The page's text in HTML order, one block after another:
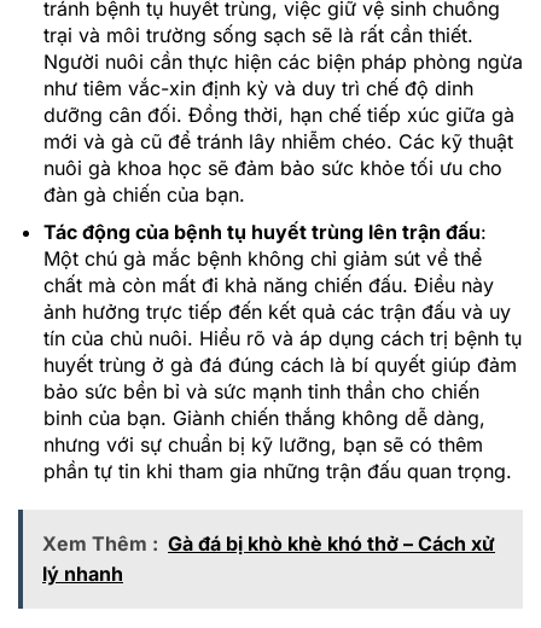
tránh bệnh tụ huyết trùng, việc giữ vệ sinh chuồng
trại và môi trường sống sạch sẽ là rất cần thiết.
Người nuôi cần thực hiện các biện pháp phòng ngừa
như tiêm vắc-xin định kỳ và duy trì chế độ dinh
dưỡng cân đối. Đồng thời, hạn chế tiếp xúc giữa gà
mới và gà cũ để tránh lây nhiễm chéo. Các kỹ thuật
nuôi gà khoa học sẽ đảm bảo sức khỏe tối ưu cho
đàn gà chiến của bạn.
Tác động của bệnh tụ huyết trùng lên trận đấu:
Một chú gà mắc bệnh không chỉ giảm sút về thể
chất mà còn mất đi khả năng chiến đấu. Điều này
ảnh hưởng trực tiếp đến kết quả các trận đấu và uy
tín của chủ nuôi. Hiểu rõ và áp dụng cách trị bệnh tụ
huyết trùng ở gà đá đúng cách là bí quyết giúp đảm
bảo sức bền bỉ và sức mạnh tinh thần cho chiến
binh của bạn. Giành chiến thắng không dễ dàng,
nhưng với sự chuẩn bị kỹ lưỡng, bạn sẽ có thêm
phần tự tin khi tham gia những trận đấu quan trọng.
Xem Thêm : Gà đá bị khò khè khó thở – Cách xử
lý nhanh